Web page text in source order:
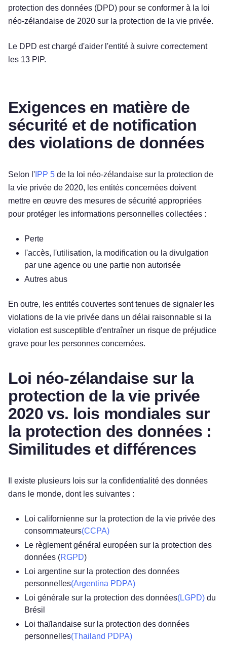
protection des données (DPD) pour se conformer à la loi
néo-zélandaise de 2020 sur la protection de la vie privée.
Le DPD est chargé d'aider l'entité à suivre correctement
les 13 PIP.
Exigences en matière de
sécurité et de notification
des violations de données
Selon l' IPP 5 de la loi néo-zélandaise sur la protection de
la vie privée de 2020, les entités concernées doivent
mettre en œuvre des mesures de sécurité appropriées
pour protéger les informations personnelles collectées :
Perte
l'accès, l'utilisation, la modification ou la divulgation
par une agence ou une partie non autorisée
Autres abus
En outre, les entités couvertes sont tenues de signaler les
violations de la vie privée dans un délai raisonnable si la
violation est susceptible d'entraîner un risque de préjudice
grave pour les personnes concernées.
Loi néo-zélandaise sur la
protection de la vie privée
2020 vs. lois mondiales sur
la protection des données :
Similitudes et différences
Il existe plusieurs lois sur la confidentialité des données
dans le monde, dont les suivantes :
Loi californienne sur la protection de la vie privée des
consommateurs(CCPA)
Le règlement général européen sur la protection des
données (RGPD)
Loi argentine sur la protection des données
personnelles(Argentina PDPA)
Loi générale sur la protection des données(LGPD) du
Brésil
Loi thaïlandaise sur la protection des données
personnelles(Thailand PDPA)